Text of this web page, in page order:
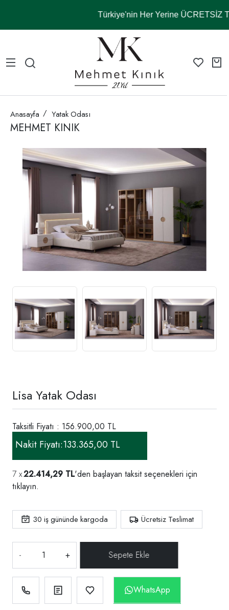
Türkiye'nin Her Yerine ÜCRETSİZ
Anasayfa Yatak Odası
MEHMET KINIK
Lisa Yatak Odası
Taksitli Fiyatı : 156.900,00 TL
Nakit Fiyatı:133.365,00 TL
22.414,29 TL'den başlayan taksit seçenekleri için
tıklayın.
30 iş gününde kargoda Ücretsiz Teslimat
- +
WhatsApp